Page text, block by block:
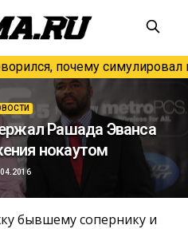
почему симулировал
Рашада Эванса
нокаутом
бывшему сопернику и